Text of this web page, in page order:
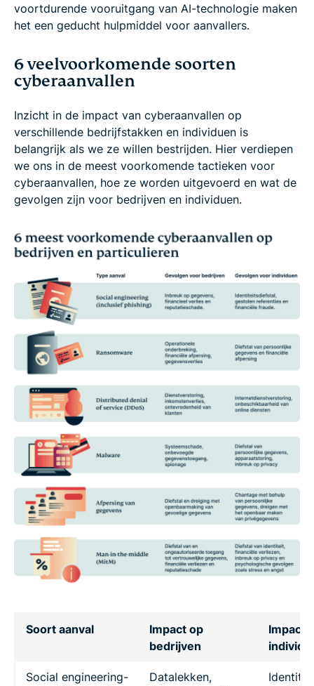
voortdurende vooruitgang van AI-technologie maken
het een geducht hulpmiddel voor aanvallers.
6 veelvoorkomende soorten
cyberaanvallen
Inzicht in de impact van cyberaanvallen op
verschillende bedrijfstakken en individuen is
belangrijk als we ze willen bestrijden. Hier verdiepen
we ons in de meest voorkomende tactieken voor
cyberaanvallen, hoe ze worden uitgevoerd en wat de
gevolgen zijn voor bedrijven en individuen.
Soort aanval
Impact op
bedrijven
Impact
Social engineering-
Datalekken,